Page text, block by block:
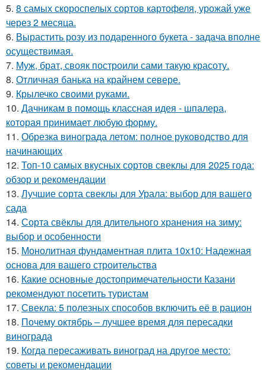
5. 8 самых скороспелых сортов картофеля, урожай уже
через 2 месяца.
6. Вырастить розу из подаренного букета - задача вполне
осуществимая.
7. Муж, брат, свояк построили сами такую красоту.
8. Отличная банька на крайнем севере.
9. Крылечко своими руками.
10. Дачникам в помощь классная идея - шпалера,
которая принимает любую форму.
11. Обрезка винограда летом: полное руководство для
начинающих
12. Топ-10 самых вкусных сортов свеклы для 2025 года:
обзор и рекомендации
13. Лучшие сорта свеклы для Урала: выбор для вашего
сада
14. Сорта свёклы для длительного хранения на зиму:
выбор и особенности
15. Монолитная фундаментная плита 10х10: Надежная
основа для вашего строительства
16. Какие основные достопримечательности Казани
рекомендуют посетить туристам
17. Свекла: 5 полезных способов включить её в рацион
18. Почему октябрь – лучшее время для пересадки
винограда
19. Когда пересаживать виноград на другое место:
советы и рекомендации